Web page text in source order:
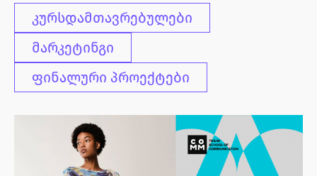
კურსდამთავრებულები
მარკეტინგი
ფინალური პროექტები